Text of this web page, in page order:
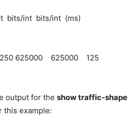
int bits/int (ms)
625000 625000 125
output for the show traffic-shape
this example: